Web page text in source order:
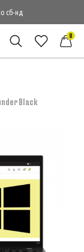
сб-нд
0
Black